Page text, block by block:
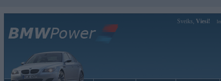
Sveiks, Viesi!